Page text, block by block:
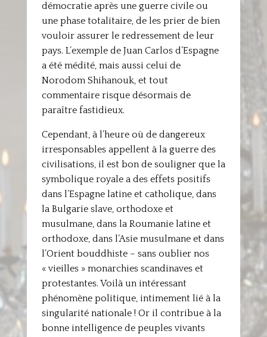
démocratie après une guerre civile ou
une phase totalitaire, de les prier de bien
vouloir assurer le redressement de leur
pays. L’exemple de Juan Carlos d’Espagne
a été médité, mais aussi celui de
Norodom Shihanouk, et tout
commentaire risque désormais de
paraître fastidieux.
Cependant, à l’heure où de dangereux
irresponsables appellent à la guerre des
civilisations, il est bon de souligner que la
symbolique royale a des effets positifs
dans l’Espagne latine et catholique, dans
la Bulgarie slave, orthodoxe et
musulmane, dans la Roumanie latine et
orthodoxe, dans l’Asie musulmane et dans
l’Orient bouddhiste – sans oublier nos
« vieilles » monarchies scandinaves et
protestantes. Voilà un intéressant
phénomène politique, intimement lié à la
singularité nationale ! Or il contribue à la
bonne intelligence de peuples vivants